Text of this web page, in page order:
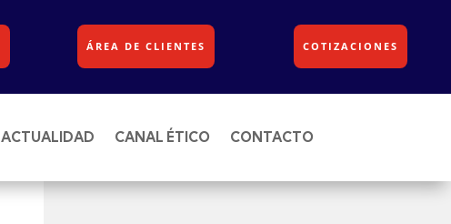
ÁREA DE CLIENTES COTIZACIONES
ACTUALIDAD CANAL ÉTICO CONTACTO